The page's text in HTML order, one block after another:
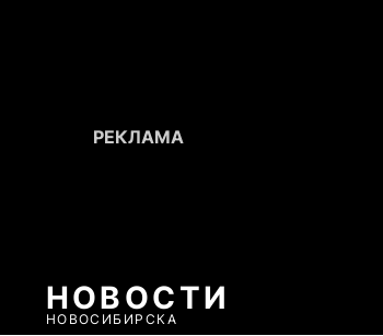
НОВОСТИ
НОВОСИБИРСКА